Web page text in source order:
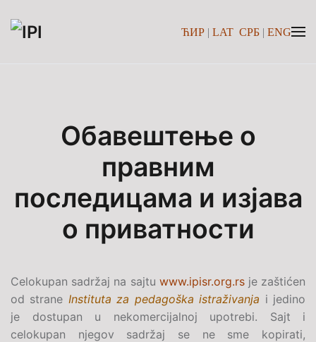
Skip to main content
ЋИР | LAT СРБ | ENG
Обавештење о
правним
последицама и изјава
о приватности
Celokupan sadržaj na sajtu www.ipisr.org.rsje zaštićen
od strane Instituta za pedagoška istraživanja i jedino
je dostupan u nekomercijalnoj upotrebi. Sajt i
celokupan njegov sadržaj se ne sme kopirati,